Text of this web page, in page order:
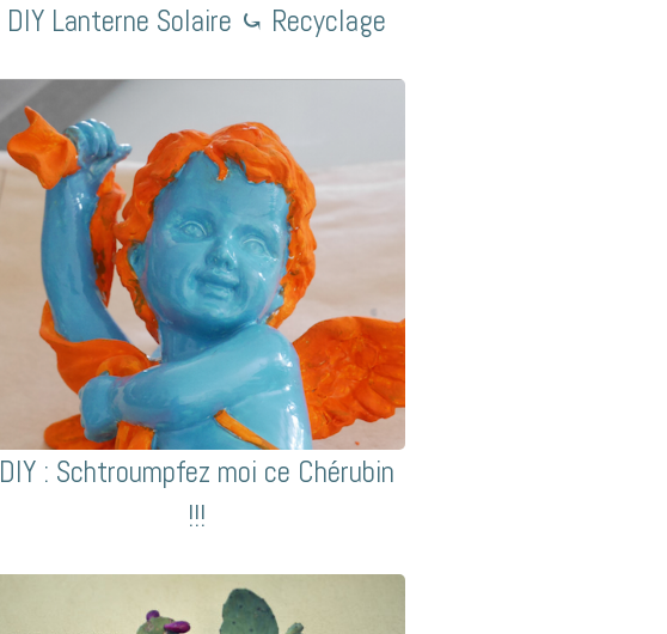
DIY Lanterne Solaire ⤿ Recyclage
DIY : Schtroumpfez moi ce Chérubin
!!!